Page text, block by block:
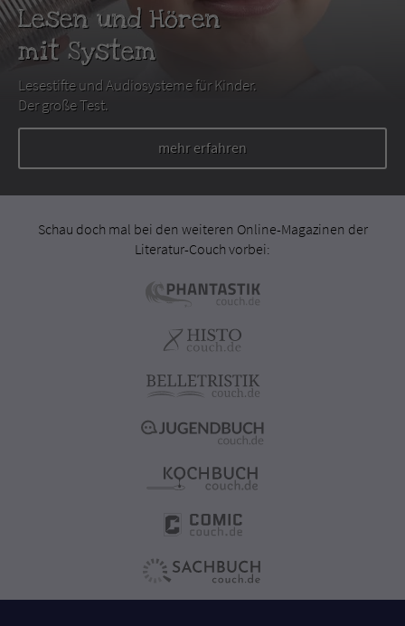
Lesen und Hören
mit System
Lesestifte und Audiosysteme für Kinder.
Der große Test.
mehr erfahren
Schau doch mal bei den weiteren Online-Magazinen der
Literatur-Couch vorbei: